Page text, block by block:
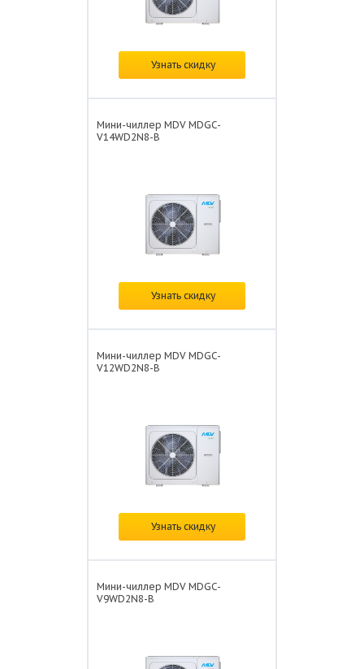
по запросу
Узнать скидку
Мини-чиллер MDV MDGC-
V14WD2N8-B
по запросу
Узнать скидку
Мини-чиллер MDV MDGC-
V12WD2N8-B
по запросу
Узнать скидку
Мини-чиллер MDV MDGC-
V9WD2N8-B